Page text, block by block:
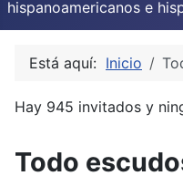
hispanoamericanos e
Está aquí: Inicio
Hay 945 invitados y
Todo